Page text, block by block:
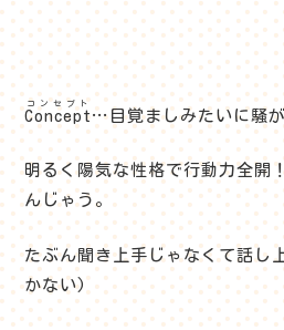
Concept
コンセプト
…目覚ましみたいに騒
明るく陽気な性格で行動力全開
んじゃう。
たぶん聞き上手じゃなくて話し
かない)